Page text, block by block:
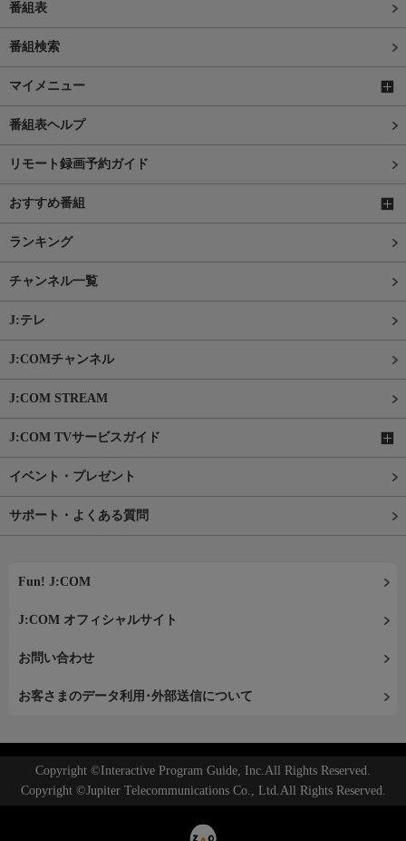
番組表
番組検索
マイメニュー
番組表ヘルプ
リモート録画予約ガイド
おすすめ番組
ランキング
チャンネル一覧
J:テレ
J:COMチャンネル
J:COM STREAM
J:COM TVサービスガイド
イベント・プレゼント
サポート・よくある質問
Fun! J:COM
J:COM オフィシャルサイト
お問い合わせ
お客さまのデータ利用･外部送信について
Copyright ©Interactive Program Guide, Inc.All Rights Reserved.
Copyright ©Jupiter Telecommunications Co., Ltd.All Rights Reserved.